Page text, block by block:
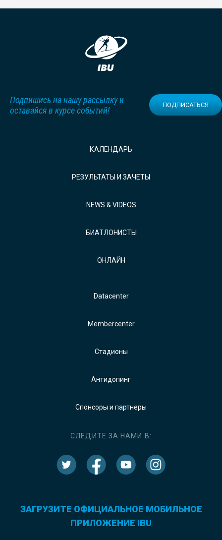
Подпишись на нашу рассылку и
оставайся в курсе событий!
ПОДПИСАТЬСЯ
КАЛЕНДАРЬ
РЕЗУЛЬТАТЫ И ЗАЧЕТЫ
NEWS & VIDEOS
БИАТЛОНИСТЫ
ОНЛАЙН
Datacenter
Membercenter
Стадионы
Антидопинг
Спонсоры и партнеры
СЛЕДИТЕ ЗА НАМИ В:
ЗАГРУЗИТЕ ОФИЦИАЛЬНОЕ МОБИЛЬНОЕ
ПРИЛОЖЕНИЕ IBU